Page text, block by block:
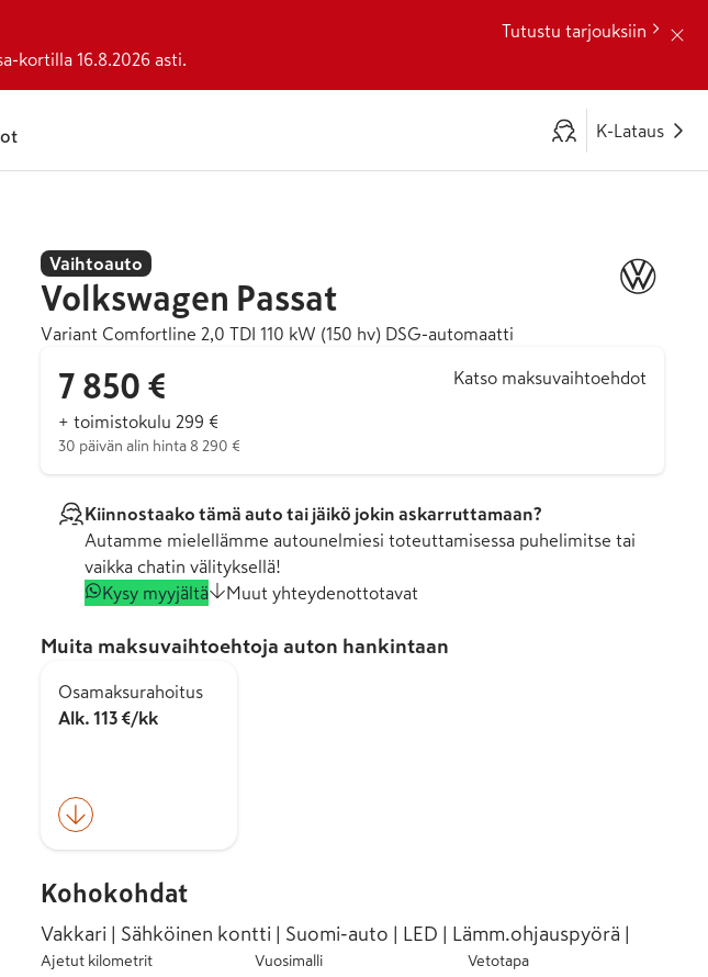
kortilla 16.8.2026 asti.
Tutustu tarjouksiin
K-Lataus
Vaihtoauto
Volkswagen Passat
Variant Comfortline 2,0 TDI 110 kW (150 hv) DSG-automaatti
7 850 €
+ toimistokulu 299 €
30 päivän alin hinta 8 290 €
Katso maksuvaihtoehdot
Kiinnostaako tämä auto tai jäikö jokin askarruttamaan?
Autamme mielellämme autounelmiesi toteuttamisessa puhelimitse tai
vaikka chatin välityksellä!
Kysy myyjältä
Muut yhteydenottotavat
Muita maksuvaihtoehtoja auton hankintaan
Osamaksurahoitus
Alk. 113 €/kk
Kohokohdat
Vakkari | Sähköinen kontti | Suomi-auto | LED | Lämm.ohjauspyörä |
Ajetut kilometrit Vuosimalli Vetotapa